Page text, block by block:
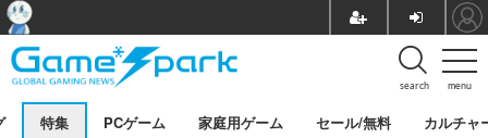
menu
search
特集 PCゲーム 家庭用ゲーム セール/無料 カルチャ